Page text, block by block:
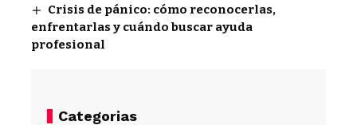
Crisis de pánico: cómo reconocerlas,
enfrentarlas y cuándo buscar ayuda
profesional
Categorias